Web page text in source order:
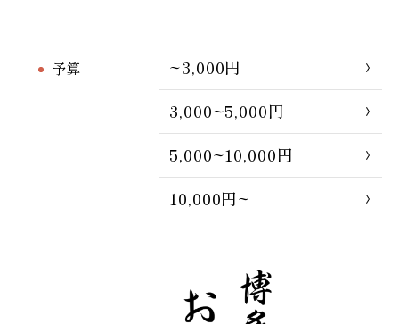
予算
~3,000円
3,000~5,000円
5,000~10,000円
10,000円~